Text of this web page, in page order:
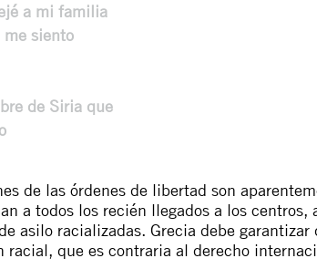
a mi familia
me siento
de Siria que
de las órdenes de libertad son
a todos los recién llegados a los
asilo racializadas. Grecia debe
racial, que es contraria al derecho